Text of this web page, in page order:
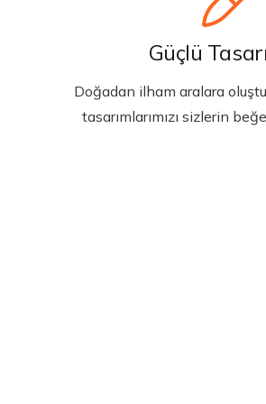
Güçlü
Doğadan ilham aralara
tasarımlarımızı sizlerin